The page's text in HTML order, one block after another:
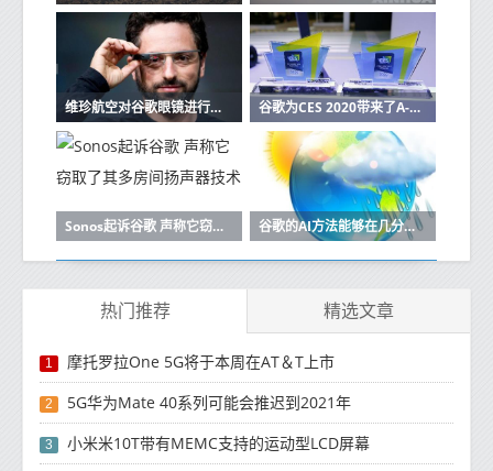
维珍航空对谷歌眼镜进行测试以帮助航空公司乘客 谷歌为CES 2020带来了A-Game更新
Sonos起诉谷歌 声称它窃取了其多房间扬声器技术 谷歌的AI方法能够在几分钟内预测天气
热门推荐 精选文章
1 摩托罗拉One 5G将于本周在AT＆T上市
2 5G华为Mate 40系列可能会推迟到2021年
3 小米米10T带有MEMC支持的运动型LCD屏幕